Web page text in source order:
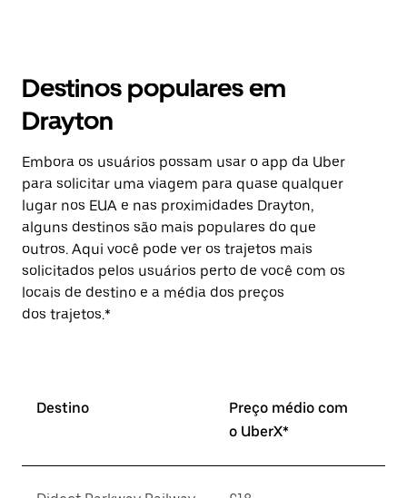
Destinos populares em
Drayton
Embora os usuários possam usar o app da Uber
para solicitar uma viagem para quase qualquer
lugar nos EUA e nas proximidades Drayton,
alguns destinos são mais populares do que
outros. Aqui você pode ver os trajetos mais
solicitados pelos usuários perto de você com os
locais de destino e a média dos preços
dos trajetos.*
Destino
Preço médio com
o UberX*